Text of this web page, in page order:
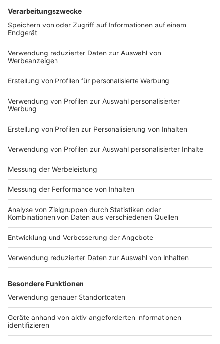
DEINE GEMERKTEN ARTIKEL
Du hast dir noch keine Artikel gemerkt
Markiere sie hierfür mit einem
Impressum
Nutzungsbedingungen
Jobs
Presse
Werben
Archiv
ANTENNE BAYERN GROUP
Stiftung ANTENNE BAYERN
hilft
Kontakt
Studio-Hotline
Verkehrs-Hotline
Newsletter